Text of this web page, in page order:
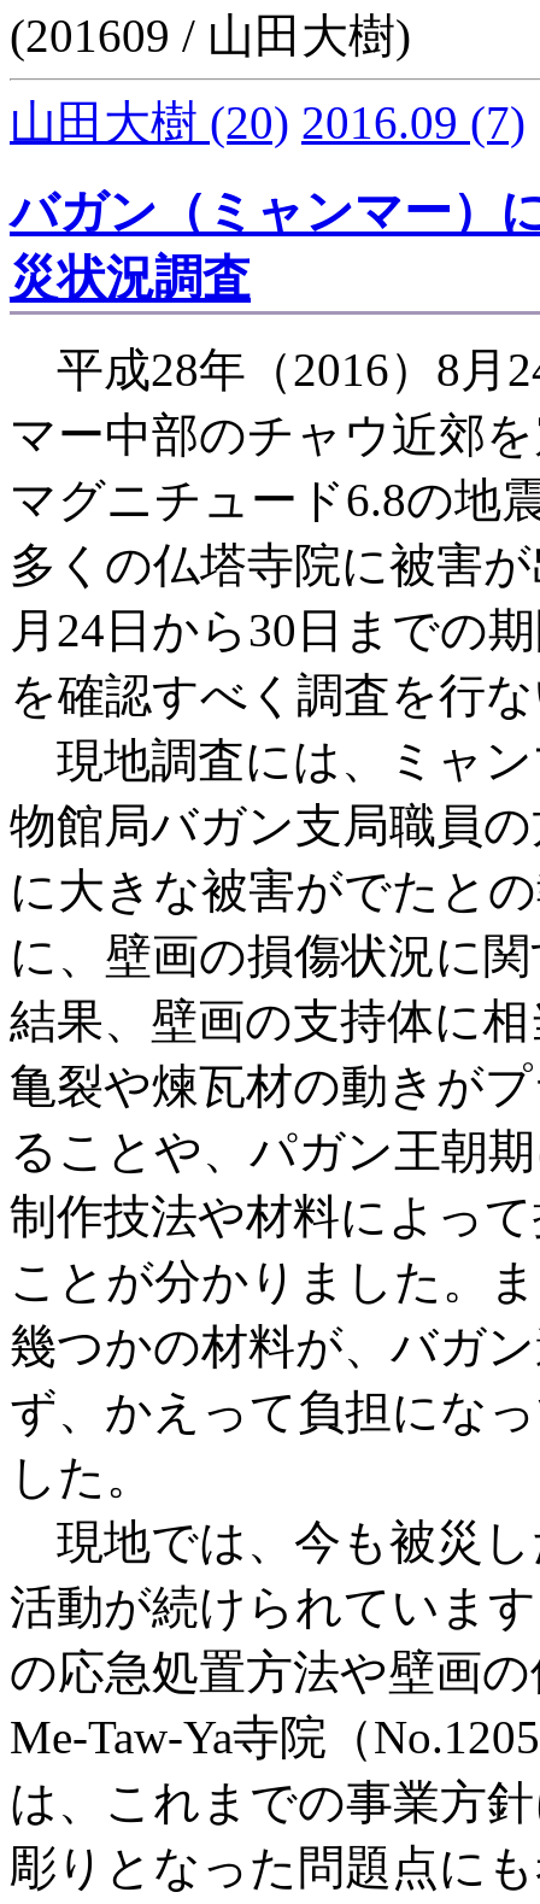
(201609 / 山田大樹)
山田大樹 (20) 2016.09 (7)
バガン（ミャンマー）
災状況調査
平成28年（2016）8月
マー中部のチャウ近郊
マグニチュード6.8の地
多くの仏塔寺院に被害
月24日から30日までの
を確認すべく調査を行
現地調査には、ミャ
物館局バガン支局職員
に大きな被害がでたと
に、壁画の損傷状況に
結果、壁画の支持体に
亀裂や煉瓦材の動きが
ることや、パガン王朝
制作技法や材料によっ
ことが分かりました。
幾つかの材料が、バガ
ず、かえって負担にな
した。
現地では、今も被災
活動が続けられていま
の応急処置方法や壁画
Me-Taw-Ya寺院（
は、これまでの事業方
彫りとなった問題点に